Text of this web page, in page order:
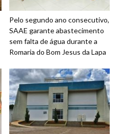
Pelo segundo ano consecutivo,
SAAE garante abastecimento
sem falta de água durante a
Romaria do Bom Jesus da Lapa